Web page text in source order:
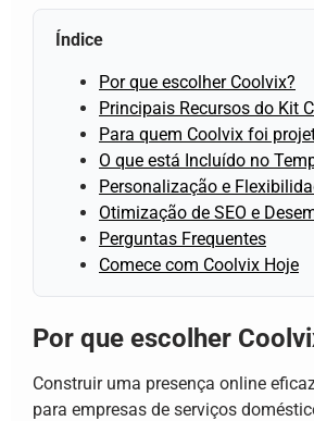
Índice
Por que escolher Coolvix?
Principais Recursos do Kit
Para quem Coolvix foi
O que está Incluído no
Personalização e
Otimização de SEO e
Perguntas Frequentes
Comece com Coolvix Hoje
Por que escolher
Construir uma presença online
para empresas de serviços